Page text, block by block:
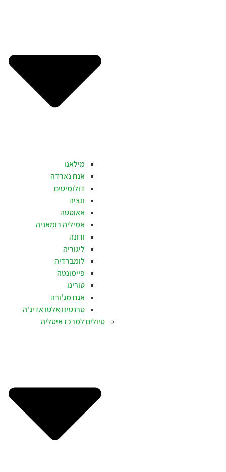
מילאנו
אגם גארדה
דולומיטים
ונציה
אאוסטה
אמיליה רומאניה
ורונה
ליגוריה
לומברדיה
פיימונטה
טורינו
אגם מג'ורה
טרנטינו אלטו אדיג'ה
טיולים למרכז איטליה